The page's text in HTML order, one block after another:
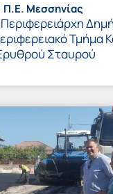
Π.Ε. Μεσσηνίας
Τμήμα
Σταυρού